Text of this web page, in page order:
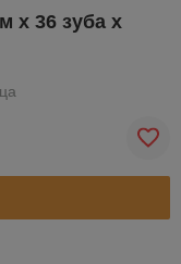
х 36 зуба х